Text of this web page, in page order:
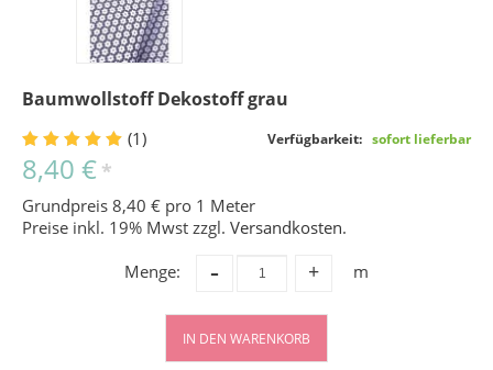
Baumwollstoff Dekostoff grau
(1) Verfügbarkeit: sofort lieferbar
8,40 € *
Grundpreis 8,40 € pro 1 Meter
Preise inkl. 19% Mwst zzgl. Versandkosten.
Menge:
+
- m
IN DEN WARENKORB